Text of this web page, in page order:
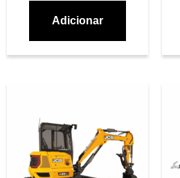
Adicionar